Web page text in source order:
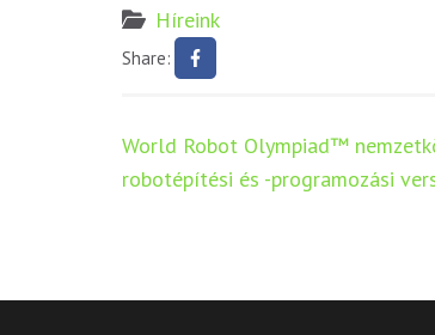
Híreink
Share:
Bejegyzés
navigáció
World Robot Olympiad™
robotépítési és -programozási